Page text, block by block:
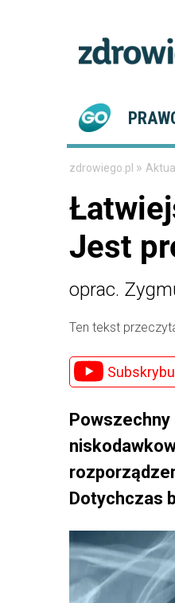
zdrowiego.pl »
Jest
oprac.
Ten tekst
Powszechny
Dotychczas